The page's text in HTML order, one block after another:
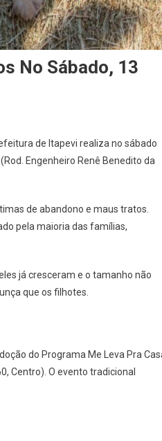
No Sábado, 13
de Itapevi realiza no sábado
Engenheiro Renê Benedito da
de abandono e maus tratos.
pela maioria das famílias,
já cresceram e o tamanho não
que os filhotes.
do Programa Me Leva Pra
Centro). O evento tradicional